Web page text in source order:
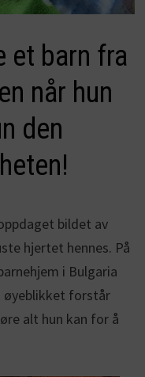
et barn fra
når hun
den
bildet av
hjertet hennes. På
i Bulgaria
øyeblikket forstår
alt hun kan for å